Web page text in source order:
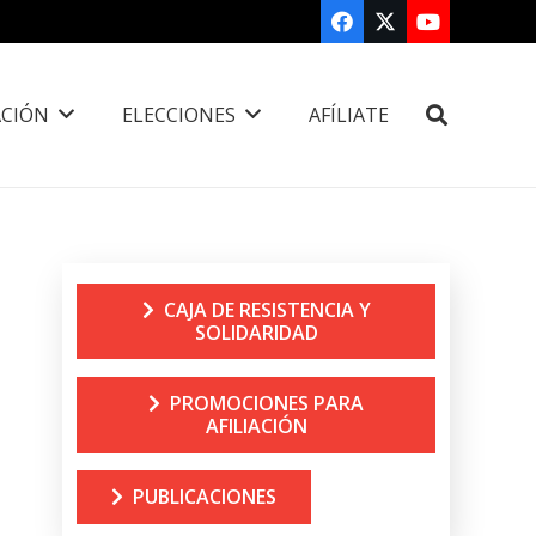
ELECCIONES AFÍLIATE
CAJA DE RESISTENCIA Y
SOLIDARIDAD
PROMOCIONES PARA
AFILIACIÓN
PUBLICACIONES